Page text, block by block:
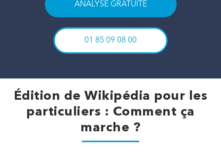
ANALYSE GRATUITE
01 85 09 08 00
Édition de Wikipédia pour les
particuliers : Comment ça
marche ?